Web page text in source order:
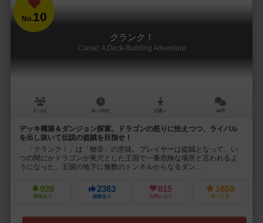
No.10
クランク！
Clank!: A Deck-Building Adventure
2～4人 30～60分 12歳～ 46件
デッキ構築＆ダンジョン探索。ドラゴンの怒りに怯えつつ、ライバル
を出し抜いて伝説の盗賊を目指せ！
「クランク！」は「物音」の意味。プレイヤーは盗賊となって、い
つの間にかドラゴンが巣穴とした王国で一番危険な場所と言われるよ
うになった、王国の地下に無数のトンネルからなるダン...
939
興味あり
2363
経験あり
815
お気に入り
1658
持ってる